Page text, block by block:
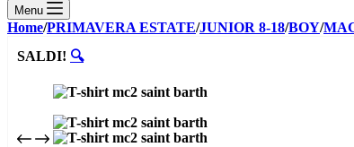
Menu
Home/PRIMAVERA ESTATE/JUNIOR 8-18/BOY/
SALDI! 🔍